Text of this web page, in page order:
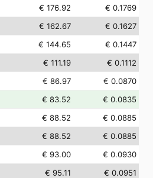
€ 176.92
€ 0.1769
€ 162.67
€ 0.1627
€ 144.65
€ 0.1447
€ 111.19
€ 0.1112
€ 86.97
€ 0.0870
€ 83.52
€ 0.0835
€ 88.52
€ 0.0885
€ 88.52
€ 0.0885
€ 93.00
€ 0.0930
€ 95.11
€ 0.0951